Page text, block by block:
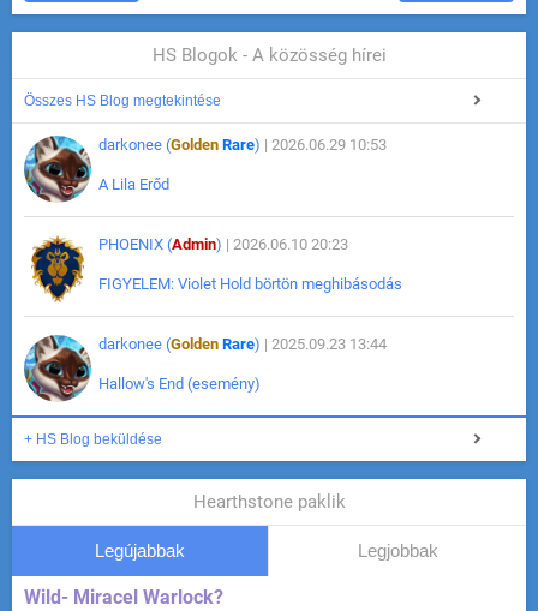
HS Blogok - A közösség hírei
Összes HS Blog megtekintése
darkonee (Golden Rare) | 2026.06.29 10:53
A Lila Erőd
PHOENIX (Admin) | 2026.06.10 20:23
FIGYELEM: Violet Hold börtön meghibásodás
darkonee (Golden Rare) | 2025.09.23 13:44
Hallow's End (esemény)
+ HS Blog beküldése
Hearthstone paklik
Legújabbak Legjobbak
Wild- Miracel Warlock?